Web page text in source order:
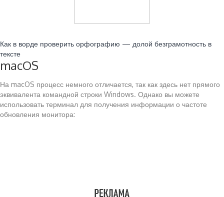
Как в ворде проверить орфографию — долой безграмотность в
тексте
macOS
На macOS процесс немного отличается, так как здесь нет прямого
эквивалента командной строки Windows. Однако вы можете
использовать терминал для получения информации о частоте
обновления монитора: